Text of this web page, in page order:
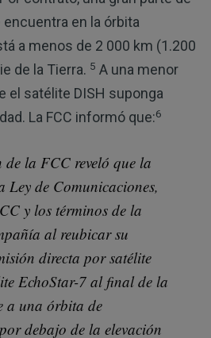
encuentra en la órbita
a menos de 2 000 km (1.200
de la Tierra. 5 A una menor
el satélite DISH suponga
La FCC informó que:6
de la FCC reveló que la
de Comunicaciones,
y los términos de la
al reubicar su
directa por satélite
EchoStar-7 al final de la
a una órbita de
debajo de la elevación